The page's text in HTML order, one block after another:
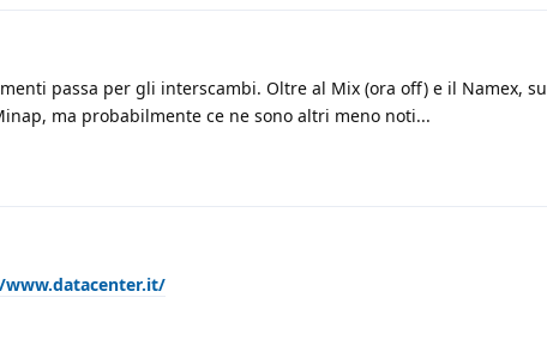
passa per gli interscambi. Oltre al Mix (ora off) e il Namex, su
ma probabilmente ce ne sono altri meno noti...